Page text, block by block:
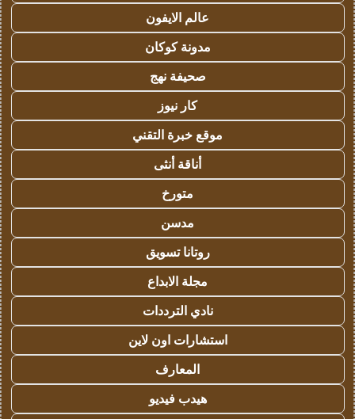
عالم الايفون
مدونة كوكان
صحيفة نهج
كار نيوز
موقع خبرة التقني
أناقة أنثى
متورخ
مدسن
روتانا تسويق
مجلة الابداع
نادي الترددات
استشارات اون لاين
المعارف
هيدب فيديو